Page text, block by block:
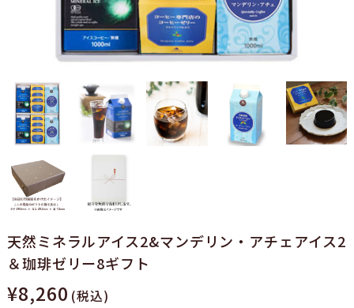
天然ミネラルアイス2&マンデリン・アチェアイス2
＆珈琲ゼリー8ギフト
¥8,260 (税込)